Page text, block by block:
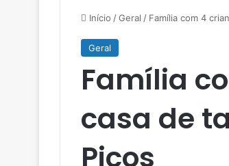
Início /Geral / Família com 4
Geral
Família
casa de
Picos